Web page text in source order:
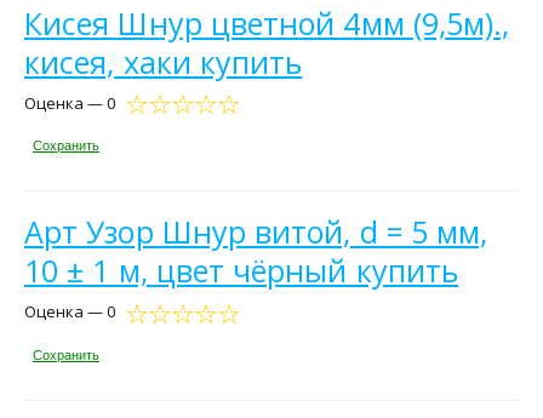
Кисея Шнур цветной 4мм (9,5м).,
кисея, хаки купить
Оценка — 0
Сохранить
Арт Узор Шнур витой, d = 5 мм,
10 ± 1 м, цвет чёрный купить
Оценка — 0
Сохранить